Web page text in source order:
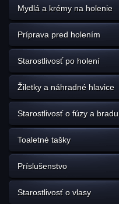
Mydlá a krémy na holenie
Príprava pred holením
Starostlivosť po holení
Žiletky a náhradné hlavice
Starostlivosť o fúzy a bradu
Toaletné tašky
Príslušenstvo
Starostlivosť o vlasy